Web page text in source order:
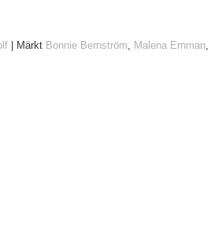
Märkt Bonnie Bernström, Malena Ernman,